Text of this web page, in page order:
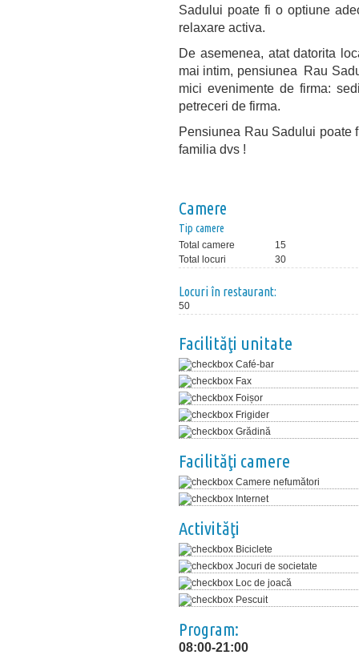
Sadului poate fi o optiune
relaxare activa.
De asemenea, atat datorita
mai intim, pensiunea Rau
mici evenimente de firma:
petreceri de firma.
Pensiunea Rau Sadului poate
familia dvs !
Camere
Tip camere
Total camere
15
Total locuri
30
Locuri în restaurant:
50
Facilităţi unitate
Café-bar
Fax
Foișor
Frigider
Grădină
Facilităţi camere
Camere nefumători
Internet
Activităţi
Biciclete
Jocuri de societate
Loc de joacă
Pescuit
Program:
08:00-21:00